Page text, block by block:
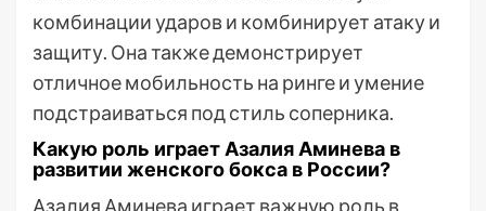
комбинации ударов и комбинирует атаку и
защиту. Она также демонстрирует
отличное мобильность на ринге и умение
подстраиваться под стиль соперника.
Какую роль играет Азалия Аминева в
развитии женского бокса в России?
Азалия Аминева играет важную роль в